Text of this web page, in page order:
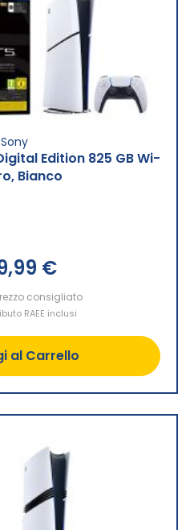
Sony
Edition 825 GB Wi-
Bianco
€
consigliato
RAEE inclusi
al Carrello